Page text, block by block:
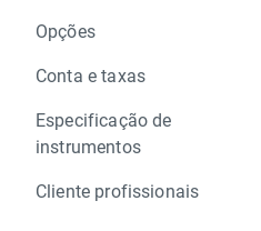
Opções
Conta e taxas
Especificação de
instrumentos
Cliente profissionais